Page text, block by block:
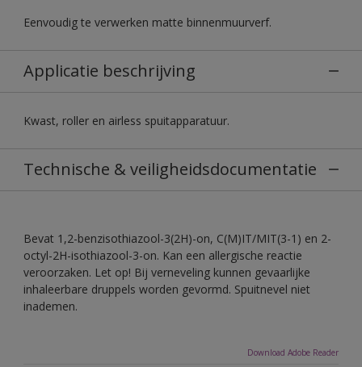
Eenvoudig te verwerken matte binnenmuurverf.
Applicatie beschrijving
Kwast, roller en airless spuitapparatuur.
Technische & veiligheidsdocumentatie
Bevat 1,2-benzisothiazool-3(2H)-on, C(M)IT/MIT(3-1) en 2-
octyl-2H-isothiazool-3-on. Kan een allergische reactie
veroorzaken. Let op! Bij verneveling kunnen gevaarlijke
inhaleerbare druppels worden gevormd. Spuitnevel niet
inademen.
Download Adobe Reader